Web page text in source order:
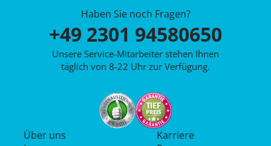
Haben Sie noch Fragen?
+49 2301 94580650
Unsere Service-Mitarbeiter stehen Ihnen
täglich von 8-22 Uhr zur Verfügung.
Über uns
Karriere